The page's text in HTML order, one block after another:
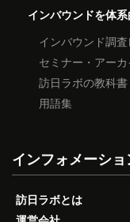
インバウンドを体
インバウンド調査
セミナー・アー
訪日ラボの教科書
用語集
インフォメーショ
訪日ラボとは